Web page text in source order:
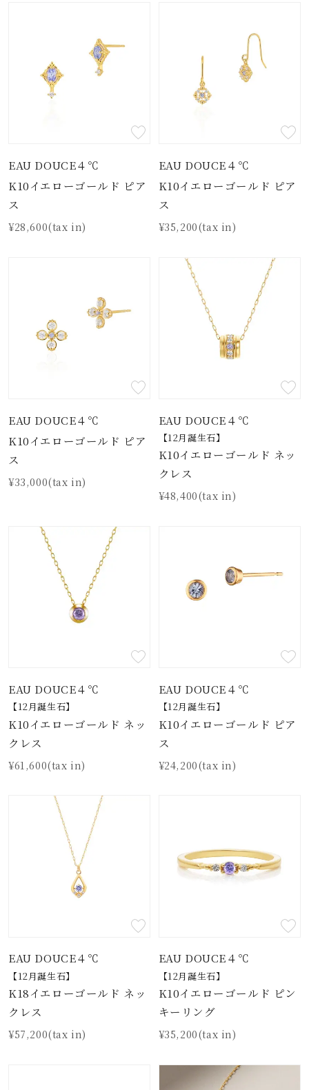
在庫ありのみ
EAU DOUCE４℃
K10イエローゴールド ピア
ス
¥28,600(tax in)
EAU DOUCE４℃
K10イエローゴールド ピア
ス
¥35,200(tax in)
EAU DOUCE４℃
K10イエローゴールド ピア
ス
¥33,000(tax in)
EAU DOUCE４℃
【12月誕生石】
K10イエローゴールド ネッ
クレス
¥48,400(tax in)
EAU DOUCE４℃
【12月誕生石】
K10イエローゴールド ネッ
クレス
¥61,600(tax in)
EAU DOUCE４℃
【12月誕生石】
K10イエローゴールド ピア
ス
¥24,200(tax in)
EAU DOUCE４℃
【12月誕生石】
K18イエローゴールド ネッ
クレス
¥57,200(tax in)
EAU DOUCE４℃
【12月誕生石】
K10イエローゴールド ピン
キーリング
¥35,200(tax in)